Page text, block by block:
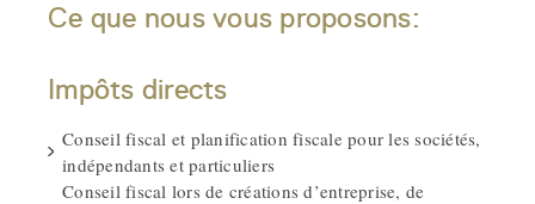
Ce que nous vous proposons:
Impôts directs
Conseil fiscal et planification fiscale pour les sociétés,
indépendants et particuliers
Conseil fiscal lors de créations d’entreprise, de